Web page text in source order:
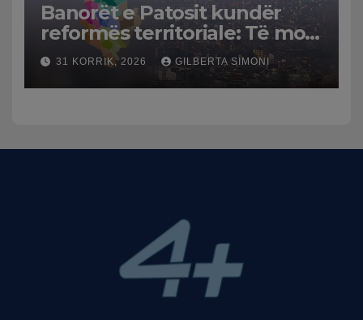
Banorët e Patosit kundër
reformës territoriale: Të mos
humbasim identitetin e
qytetit
31 KORRIK, 2026 GILBERTA SIMONI